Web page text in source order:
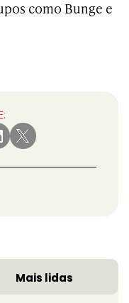
como Bunge e
Mais lidas